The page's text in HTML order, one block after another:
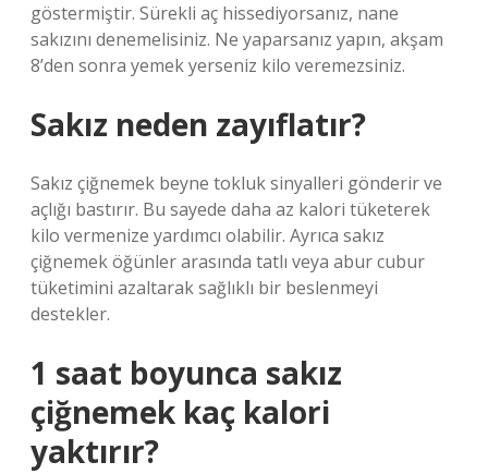
göstermiştir. Sürekli aç hissediyorsanız, nane
sakızını denemelisiniz. Ne yaparsanız yapın, akşam
8’den sonra yemek yerseniz kilo veremezsiniz.
Sakız neden zayıflatır?
Sakız çiğnemek beyne tokluk sinyalleri gönderir ve
açlığı bastırır. Bu sayede daha az kalori tüketerek
kilo vermenize yardımcı olabilir. Ayrıca sakız
çiğnemek öğünler arasında tatlı veya abur cubur
tüketimini azaltarak sağlıklı bir beslenmeyi
destekler.
1 saat boyunca sakız
çiğnemek kaç kalori
yaktırır?